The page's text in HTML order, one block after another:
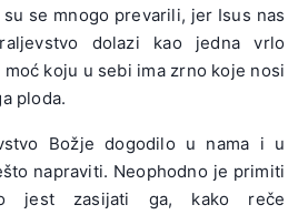
se mnogo prevarili, jer Isus nas
dolazi kao jedna vrlo
koju u sebi ima zrno koje nosi
ploda.
Božje dogodilo u nama i u
napraviti. Neophodno je primiti
jest zasijati ga, kako reče